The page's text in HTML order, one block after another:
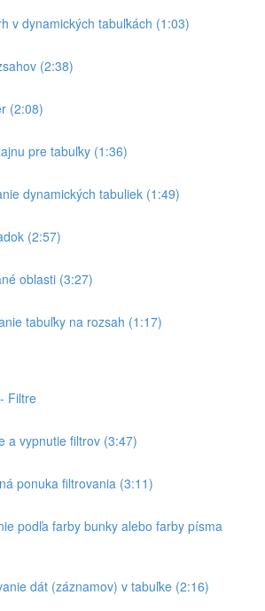
v dynamických tabuľkách (1:03)
(2:38)
(2:08)
pre tabuľky (1:36)
dynamických tabuliek (1:49)
(2:57)
oblasti (3:27)
tabuľky na rozsah (1:17)
Filtre
a vypnutie filtrov (3:47)
ponuka filtrovania (3:11)
podľa farby bunky alebo farby písma
dát (záznamov) v tabuľke (2:16)